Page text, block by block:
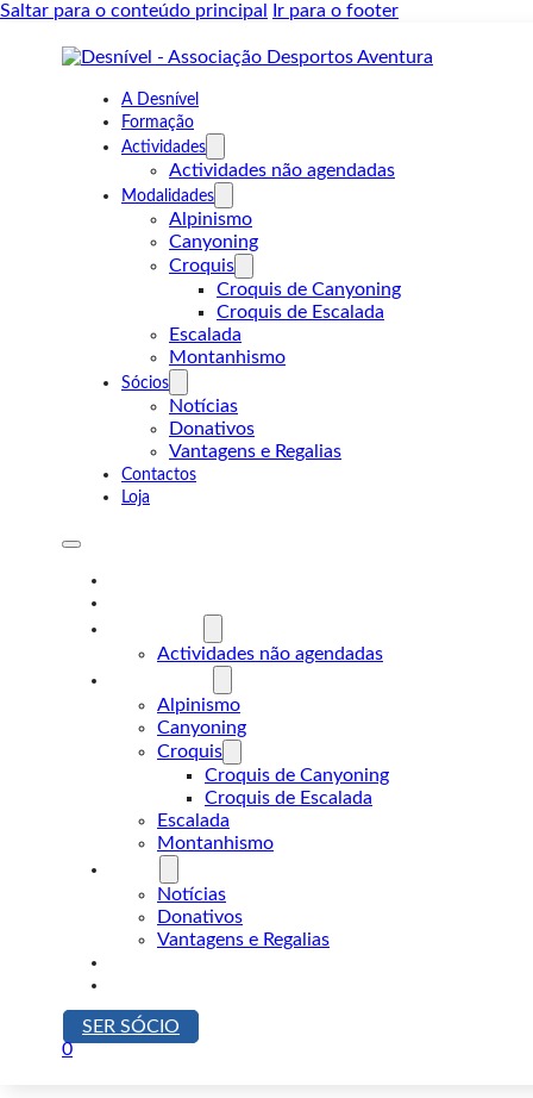
Saltar para o conteúdo principal Ir para o footer
A Desnível
Formação
Actividades
Actividades não agendadas
Modalidades
Alpinismo
Canyoning
Croquis
Croquis de Canyoning
Croquis de Escalada
Escalada
Montanhismo
Sócios
Notícias
Donativos
Vantagens e Regalias
Contactos
Loja
Actividades não agendadas
Alpinismo
Canyoning
Croquis
Croquis de Canyoning
Croquis de Escalada
Escalada
Montanhismo
Notícias
Donativos
Vantagens e Regalias
SER SÓCIO
0